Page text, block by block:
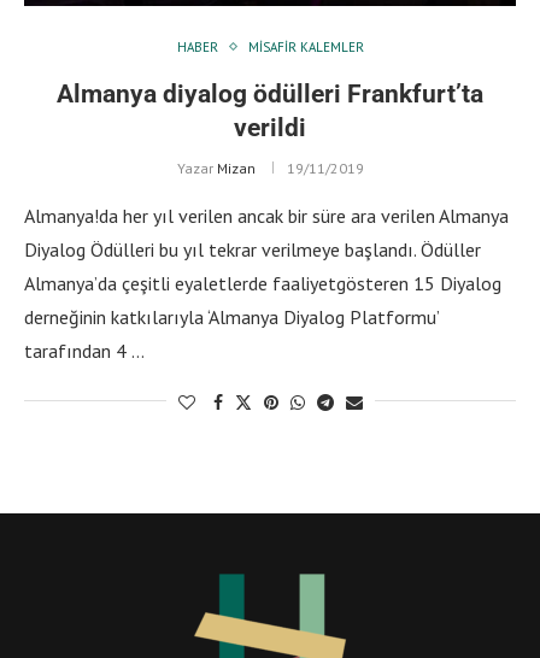
HABER MISAFIR KALEMLER
Almanya diyalog ödülleri Frankfurt’ta
verildi
Yazar Mizan 19/11/2019
Almanya!da her yıl verilen ancak bir süre ara verilen Almanya
Diyalog Ödülleri bu yıl tekrar verilmeye başlandı. Ödüller
Almanya’da çeşitli eyaletlerde faaliyetgösteren 15 Diyalog
derneğinin katkılarıyla ‘Almanya Diyalog Platformu’
tarafından 4 …